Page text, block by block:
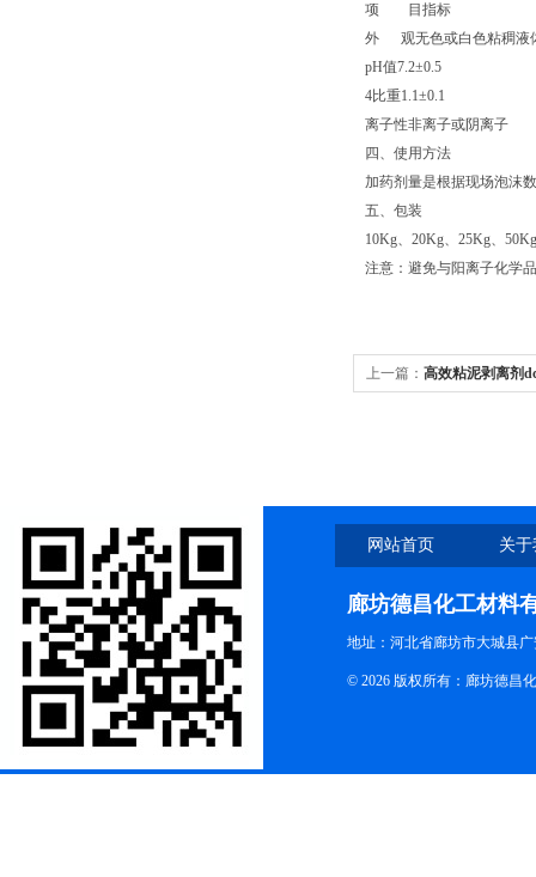
项 目 指标
外 观无色或白色粘稠液
pH值7.2±0.5
4比重1.1±0.1
离子性非离子或阴离子
四、使用方法
加药剂量是根据现场泡沫
五、包装
10Kg、20Kg、25Kg、50Kg
注意：避免与阳离子化学
上一篇： 高效粘泥剥离剂
网站首页 关
廊坊德昌化工材料
地址：河北省廊坊市大城县
© 2026 版权所有：廊坊德昌